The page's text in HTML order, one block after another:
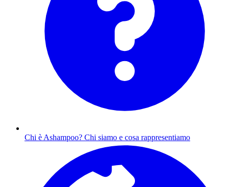
Chi è Ashampoo? Chi siamo e cosa rappresentiamo